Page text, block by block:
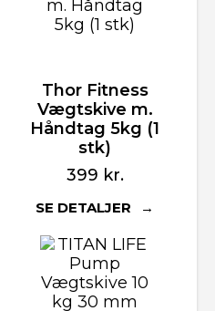
Thor Fitness
Vægtskive m.
Håndtag 5kg (1
stk)
399 kr.
SE DETALJER